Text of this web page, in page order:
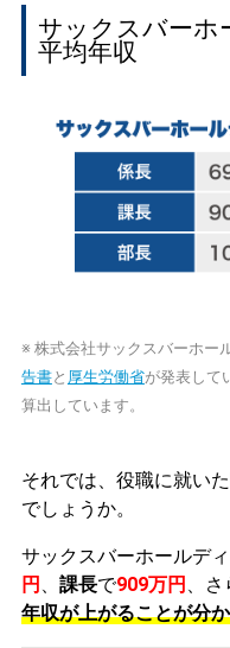
サックスバーホ
平均年収
※ 株式会社サックスバーホー
告書と 厚生労働省が発表して
算出しています。
それでは、役職に就い
でしょうか。
サックスバーホールデ
円
課長で909万円 、
年収が上がることが分